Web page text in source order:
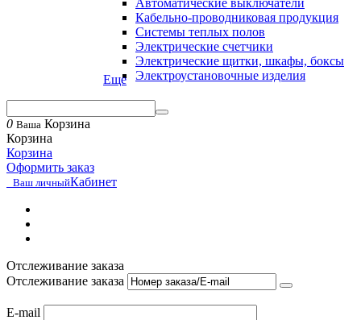
Автоматические выключатели
Кабельно-проводниковая продукция
Системы теплых полов
Электрические счетчики
Электрические щитки, шкафы, боксы
Электроустановочные изделия
Еще
0 Ваша Корзина
Корзина
Корзина
Оформить заказ
Ваш личныйКабинет
Отслеживание заказа
Отслеживание заказа
E-mail